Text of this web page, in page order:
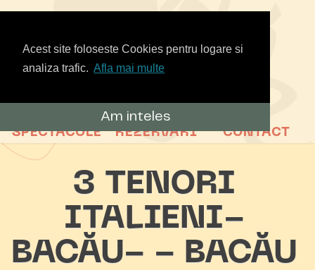
Acest site foloseste Cookies pentru logare si
analiza trafic. Afla mai multe
Am inteles
SPECTACOLE REZERVARI CONTACT
3 TENORI
ITALIENI-
BACĂU- - BACĂU